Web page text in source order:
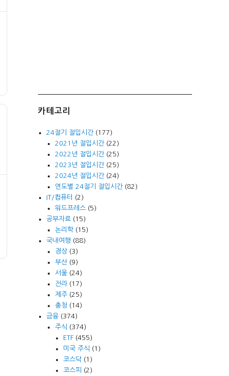
카테고리
24절기 절입시간 (177)
2021년 절입시간(22)
2022년 절입시간(25)
2023년 절입시간(25)
2024년 절입시간(24)
연도별 24절기 절입시간(82)
IT/컴퓨터
(2)
워드프레스(5)
공부자료 (15)
논리학(15)
국내여행 (88)
경상(3)
부산(9)
서울(24)
전라(17)
제주(25)
충청 (14)
금융 (374)
주식 (374)
ETF(455)
미국 주식 (1)
코스닥(1)
코스피
(2)